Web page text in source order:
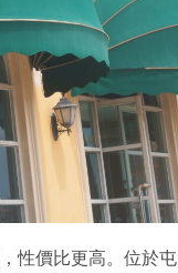
性價比更高。位於屯